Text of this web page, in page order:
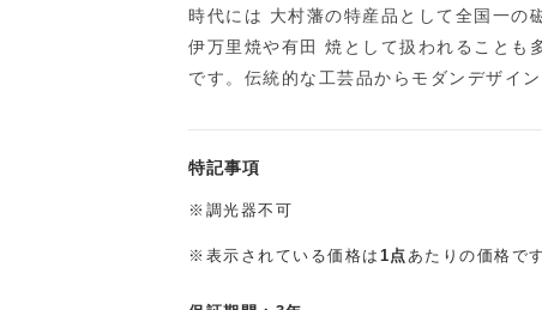
時代には 大村藩の特産品として全国一の
伊万里焼や有田 焼として扱われることも
です。伝統的な工芸品からモダンデザイ
特記事項
※調光器不可
※表示されている価格は 1点あたりの価格です